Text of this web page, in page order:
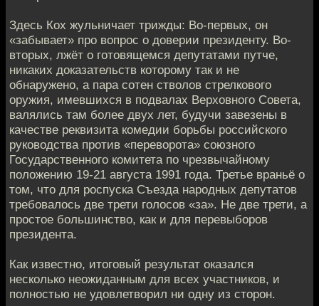
Здесь Кох жульничает трижды: Во-первых, он
«забывает» про вопрос о доверии президенту. Во-
вторых, лжёт о готовящемся депутатами путче,
никаких доказательств которому так и не
обнаружено, а пара сотен стволов стрелкового
оружия, имевшихся в подвалах Верховного Совета,
валялись там более двух лет, будучи завезены в
качестве реквизита комедии борьбы российского
руководства против «переворота» союзного
Государственного комитета по чрезвычайному
положению 19-21 августа 1991 года. Третье враньё о
том, что для роспуска Съезда народных депутатов
требовалось две трети голосов «за». Не две трети, а
простое большинство, как и для перевыборов
президента.
Как известно, итоговый результат оказался
несколько неожиданным для всех участников, и
полностью не удовлетворил ни одну из сторон.